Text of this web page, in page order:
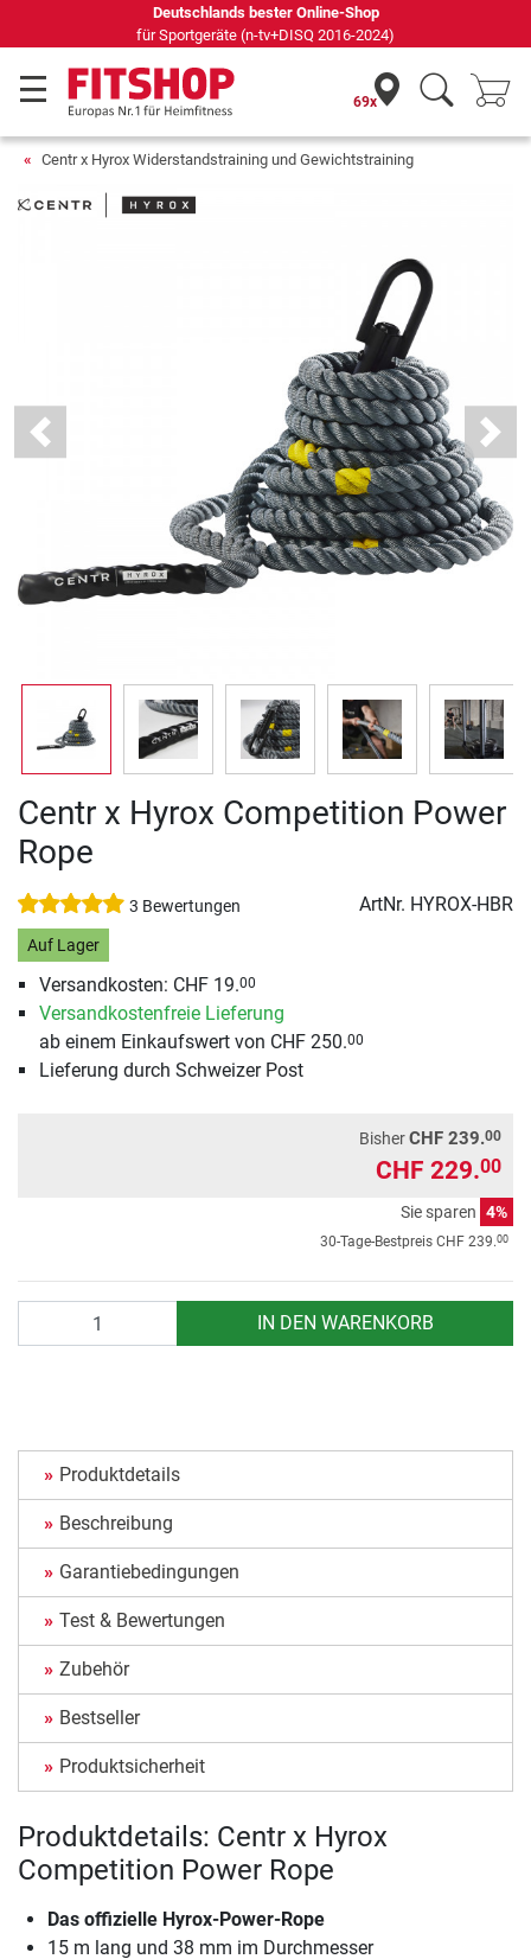
Seit 42 Jahren Ihr Experte für Heimfitness
69x
Centr x Hyrox Widerstandstraining und Gewichtstraining
Previous Next
Centr x Hyrox Competition Power
Rope
3 Bewertungen ArtNr. HYROX-HBR
Auf Lager
Versandkosten: CHF 19.00
Versandkostenfreie Lieferung
ab einem Einkaufswert von CHF 250.00
Lieferung durch Schweizer Post
BisherCHF 239.00
CHF 229.00
Sie sparen 4%
30-Tage-Bestpreis CHF 239.00
IN DEN WARENKORB
Produktdetails
Beschreibung
Garantiebedingungen
Test & Bewertungen
Zubehör
Bestseller
Produktsicherheit
Produktdetails: Centr x Hyrox
Competition Power Rope
Das offizielle Hyrox-Power-Rope
15 m lang und 38 mm im Durchmesser